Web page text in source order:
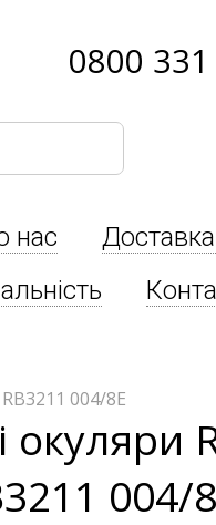
0800
нас
RB3211 004/8E
окуляри
004/